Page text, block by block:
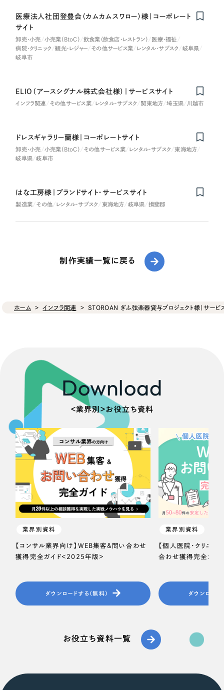
医療法人社団登豊会（カムカムスワロー）様｜コーポレート
サイト
卸売・小売 小売業（BtoC） 飲食業（飲食店・レストラン）
医療・福祉
病院・クリニック
観光・レジャー その他サービス業 レンタル・サブスク
岐阜県
岐阜市
ELIO（アースシグナル株式会社様）｜サービスサイト
インフラ関連 その他サービス業 レンタル・サブスク 関東地方 埼玉県 川越市
ドレスギャラリー蘭様｜コーポレートサイト
卸売・小売 小売業（BtoC） その他サービス業 レンタル・サブスク
東海地方
岐阜県
岐阜市
はな工房様｜ブランドサイト・サービスサイト
製造業 その他 レンタル・サブスク 東海地方 岐阜県 揖斐郡
制作実績一覧に戻る
ホーム インフラ関連 STOROAN ぎふ弦楽器貸与プロジェクト様｜サービ
Download
＜業界別＞お役立ち資料
業界別資料
【コンサル業界向け】WEB集客＆問い合わせ
獲得完全ガイド＜2025年版＞
ダウンロードする（無料）
業界別資料
【個人医院・クリニッ
合わせ獲得完全ガイ
ダウンロード
お役立ち資料一覧